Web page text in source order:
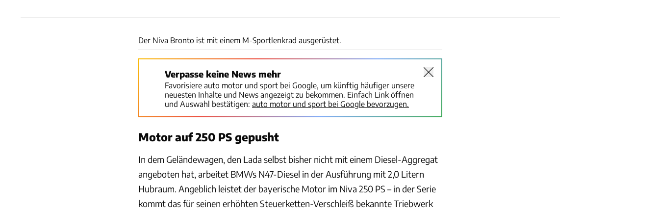
Der Niva Bronto ist mit einem M-Sportlenkrad ausgerüstet.
Verpasse keine News mehr
Favorisiere auto motor und sport bei Google, um künftig häufiger unsere
neuesten Inhalte und News angezeigt zu bekommen. Einfach Link öffnen
und Auswahl bestätigen: auto motor und sport bei Google bevorzugen.
Motor auf 250 PS gepusht
In dem Geländewagen, den Lada selbst bisher nicht mit einem Diesel-Aggregat
angeboten hat, arbeitet BMWs N47-Diesel in der Ausführung mit 2,0 Litern
Hubraum. Angeblich leistet der bayerische Motor im Niva 250 PS – in der Serie
kommt das für seinen erhöhten Steuerketten-Verschleiß bekannte Triebwerk